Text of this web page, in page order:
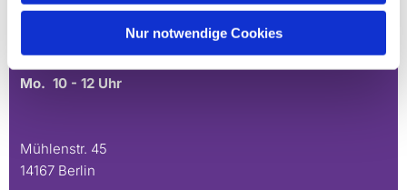
Nur notwendige Cookies
Stephanus
Mo. 10 - 12 Uhr
Mühlenstr. 45
14167 Berlin